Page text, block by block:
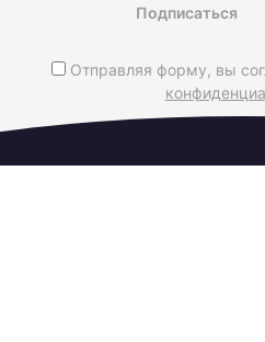
Подписаться
Отправляя форму, вы